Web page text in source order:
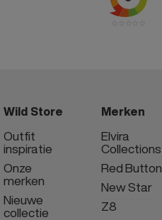
Wild Store
Outfit
inspiratie
Onze
merken
Nieuwe
collectie
Merken
Elvira
Collections
Red Button
New Star
Z8